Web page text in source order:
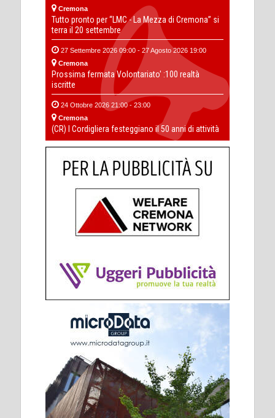
Cremona
Tutto pronto per “LMC - La Mezza di Cremona” si
terra il 20 settembre
27 Settembre 2026 09:00 - 27 Agosto 2026 19:00
Cremona
Prossima fermata Volontariato' :100 realtà
iscritte
24 Ottobre 2026 21:00 - 23:00
Cremona
(CR) I Cordigliera festeggiano il 50 anni di attività